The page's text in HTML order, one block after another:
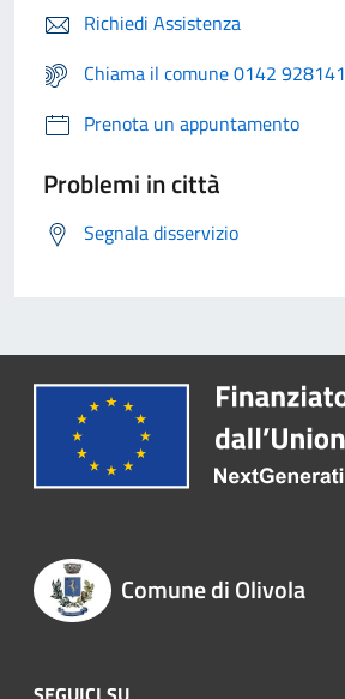
Richiedi Assistenza
Chiama il comune 0142 928141
Prenota un appuntamento
Problemi in città
Segnala disservizio
Comune di Olivola